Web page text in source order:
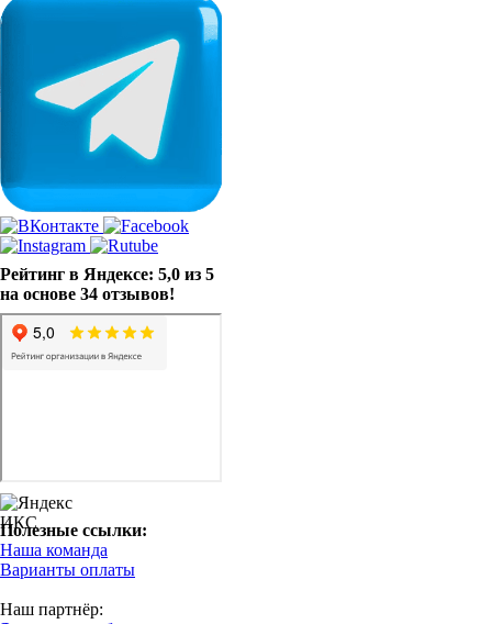
Рейтинг в Яндексе: 5,0 из 5
на основе 34 отзывов!
Полезные ссылки:
Наша команда
Варианты оплаты
Наш партнёр: